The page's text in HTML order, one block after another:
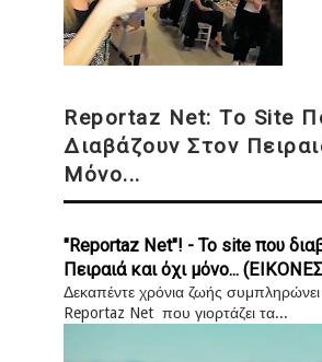
Reportaz Net: Το Site
Διαβάζουν Στον
Μόνο...
"Reportaz Net"! - Το site που
Πειραιά και όχι μόνο...
Δεκαπέντε χρόνια ζωής
Reportaz Net που γιορτάζει τα...